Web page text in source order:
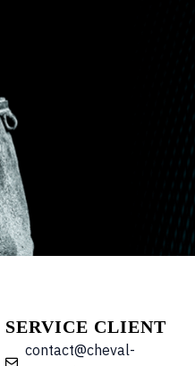
SERVICE CLIENT
contact@cheval-